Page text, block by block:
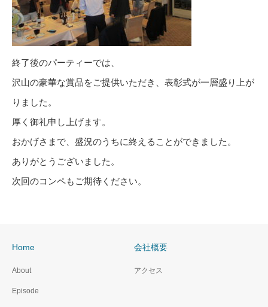
終了後のパーティーでは、
沢山の豪華な賞品をご提供いただき、表彰式が一層盛り上が
りました。
厚く御礼申し上げます。
おかげさまで、盛況のうちに終えることができました。
ありがとうございました。
次回のコンペもご期待ください。
Home
About
Episode
会社概要
アクセス